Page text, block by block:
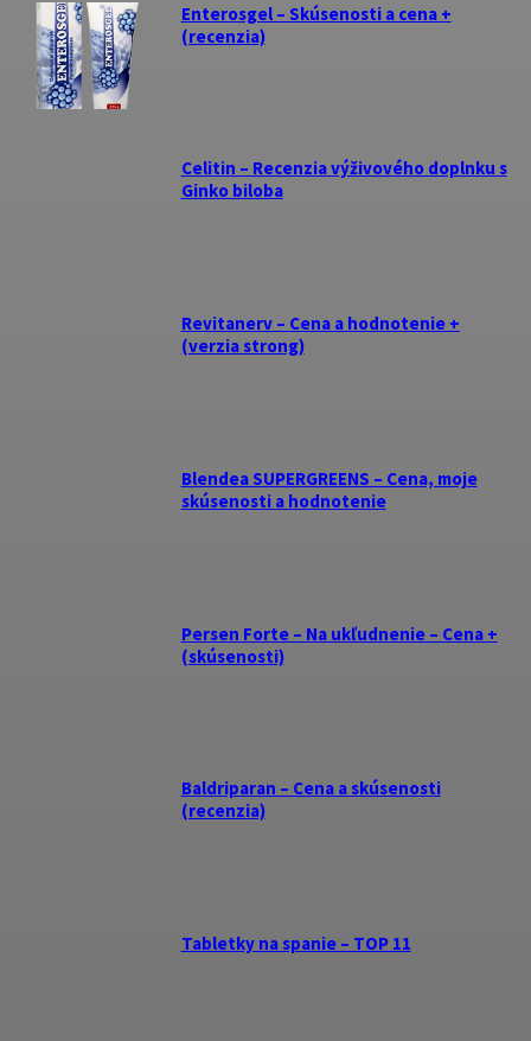
Enterosgel – Skúsenosti a cena +
(recenzia)
Celitin – Recenzia výživového doplnku s
Ginko biloba
Revitanerv – Cena a hodnotenie +
(verzia strong)
Blendea SUPERGREENS – Cena, moje
skúsenosti a hodnotenie
Persen Forte – Na ukľudnenie – Cena +
(skúsenosti)
Baldriparan – Cena a skúsenosti
(recenzia)
Tabletky na spanie – TOP 11